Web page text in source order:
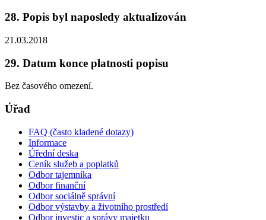
28. Popis byl naposledy aktualizován
21.03.2018
29. Datum konce platnosti popisu
Bez časového omezení.
Úřad
FAQ (často kladené dotazy)
Informace
Úřední deska
Ceník služeb a poplatků
Odbor tajemníka
Odbor finanční
Odbor sociálně správní
Odbor výstavby a životního prostředí
Odbor investic a správy majetku